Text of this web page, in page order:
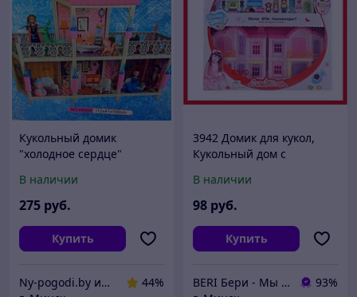
Кукольный домик
"холодное сердце"
В наличии
275 руб.
Купить
Ny-pogodi.by интернет магазин "Ну, погоди бай"
44%
3942 Домик для кукол,
Кукольный дом с
аксессуары, свет
В наличии
98 руб.
Купить
BERI Бери - Мы ненавидим демпинг, но нас вынуждают конкуренты
93%